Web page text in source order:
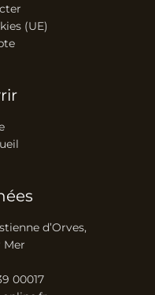
(UE)
d’Orves,
Mer
00017